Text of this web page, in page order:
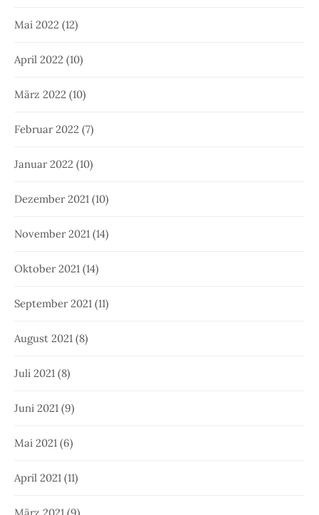
Mai 2022 (12)
April 2022 (10)
März 2022 (10)
Februar 2022 (7)
Januar 2022 (10)
Dezember 2021 (10)
November 2021 (14)
Oktober 2021 (14)
September 2021 (11)
August 2021 (8)
Juli 2021 (8)
Juni 2021 (9)
Mai 2021 (6)
April 2021 (11)